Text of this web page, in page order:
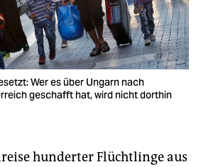
Wer es über Ungarn nach
geschafft hat, wird nicht dorthin
hunderter Flüchtlinge aus